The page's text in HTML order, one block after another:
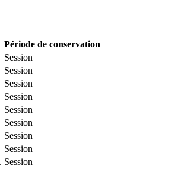
Période de conservation
Session
Session
Session
Session
Session
Session
Session
Session
Session